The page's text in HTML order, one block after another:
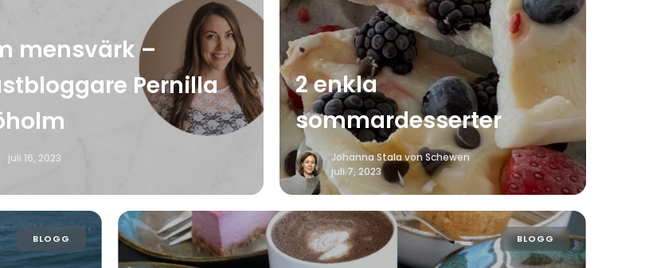
mensvärk –
Pernilla
juli 16, 2023
2 enkla
sommardesserter
Johanna Stala von Schewen
juli 7, 2023
BLOGG BLOGG